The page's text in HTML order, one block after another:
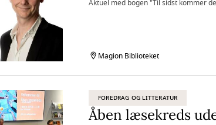
Aktuel med bogen "Til sidst kommer
Magion Biblioteket
FOREDRAG OG LITTERATUR
Åben læsekreds